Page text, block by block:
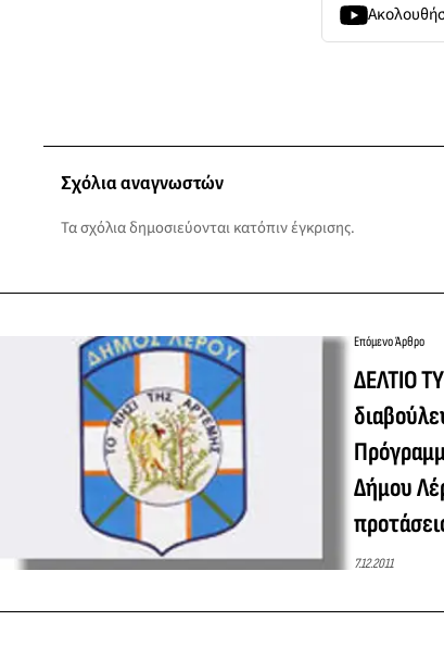
Σχόλια αναγνωστών
Τα σχόλια δημοσιεύονται κατόπιν έγκρισης.
Επόμενο Άρθρο
ΔΕΛΤΙΟ
Δήμου
7.12.2011